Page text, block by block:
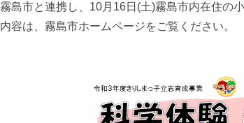
島市と連携し、10月16日(土)霧島市内在住の
容は、霧島市ホームページをご覧ください。